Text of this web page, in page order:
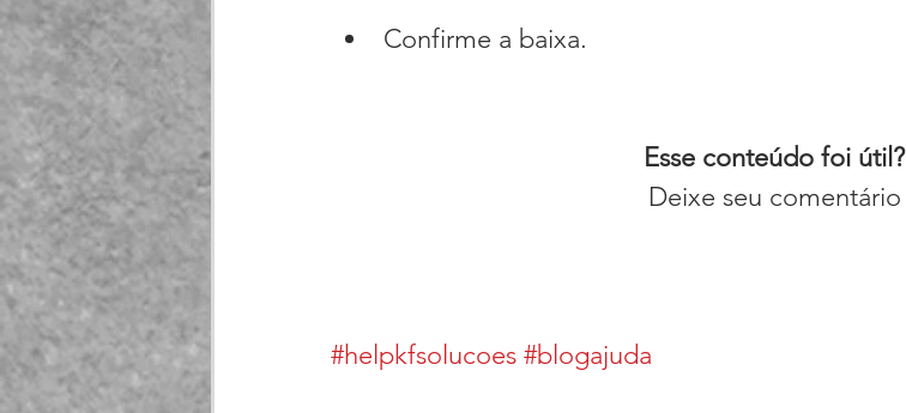
Confirme a baixa.
Esse conteúdo foi útil?
Deixe seu comentário
#helpkfsolucoes #blogajuda